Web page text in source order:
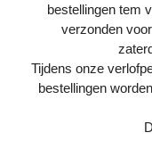
RODANIA
Alle oorringen zijn
extra glans of
jonge moderne
Naiomy Moments
bestellingen tem
verzonden
Tijdens onze
bestellingen